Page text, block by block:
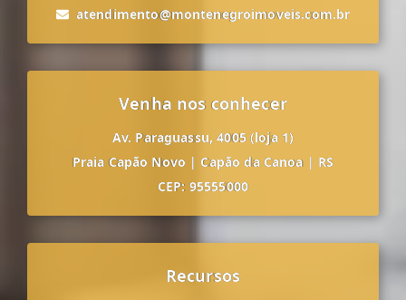
atendimento@montenegroimoveis.com.br
Venha nos conhecer
Av. Paraguassu, 4005 (loja 1)
Praia Capão Novo | Capão da Canoa | RS
CEP: 95555000
Recursos